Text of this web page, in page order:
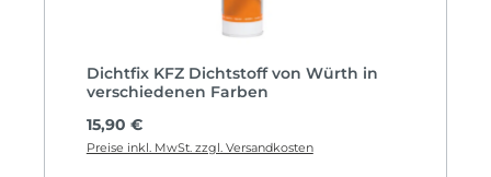
Dichtfix KFZ Dichtstoff von Würth in
verschiedenen Farben
Regulärer Preis:
15,90 €
Preise inkl. MwSt. zzgl. Versandkosten